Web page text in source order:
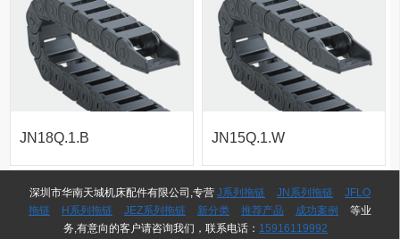
侧打开拖链 侧开拖链
JN18Q.1.B
系列-桥式不
JN15Q.1.W
系列-桥式外
深圳市华南天城机床配件有限公司,专营 J系列拖链 JN系列拖链
JFLO
拖链
H系列拖链 JEZ系列拖链 新分类 推荐产品 成功案例
等业
务,有意向的客户请咨询我们，联系电话： 15916119992